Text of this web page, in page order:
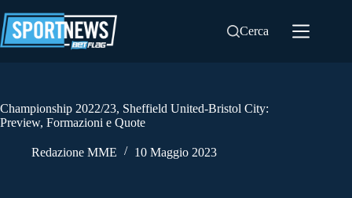
al
contenuto
Cerca
Championship 2022/23, Sheffield United-Bristol City:
Preview, Formazioni e Quote
Redazione MME 10 Maggio 2023